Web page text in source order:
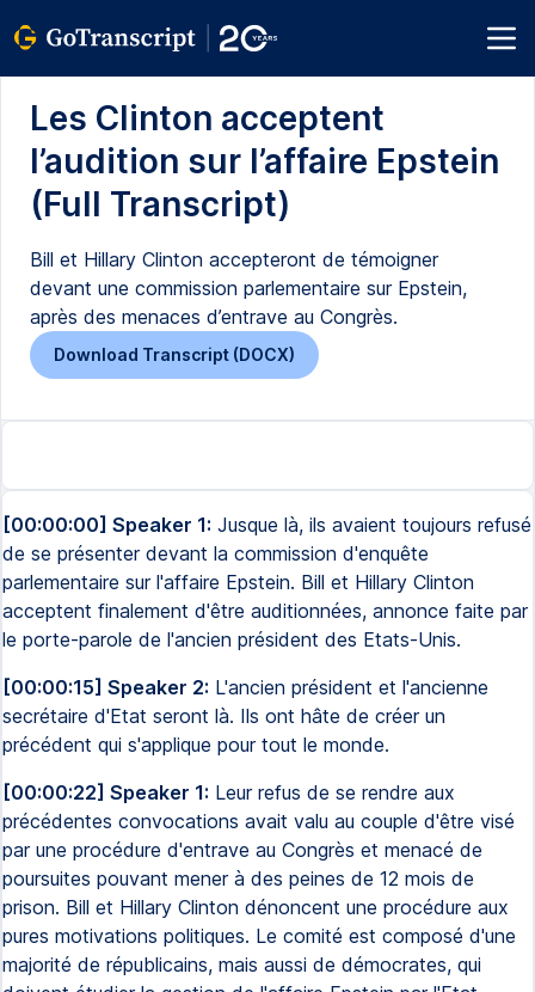
Les Clinton acceptent
l’audition sur l’affaire Epstein
(Full Transcript)
Bill et Hillary Clinton accepteront de témoigner
devant une commission parlementaire sur Epstein,
après des menaces d’entrave au Congrès.
Download Transcript (DOCX)
[00:00:00] Speaker 1: Jusque là, ils avaient toujours refusé
de se présenter devant la commission d'enquête
parlementaire sur l'affaire Epstein. Bill et Hillary Clinton
acceptent finalement d'être auditionnées, annonce faite par
le porte-parole de l'ancien président des Etats-Unis.
[00:00:15] Speaker 2: L'ancien président et l'ancienne
secrétaire d'Etat seront là. Ils ont hâte de créer un
précédent qui s'applique pour tout le monde.
[00:00:22] Speaker 1: Leur refus de se rendre aux
précédentes convocations avait valu au couple d'être visé
par une procédure d'entrave au Congrès et menacé de
poursuites pouvant mener à des peines de 12 mois de
prison. Bill et Hillary Clinton dénoncent une procédure aux
pures motivations politiques. Le comité est composé d'une
majorité de républicains, mais aussi de démocrates, qui